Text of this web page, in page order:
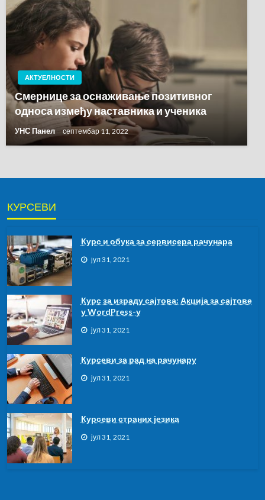
АКТУЕЛНОСТИ
Смернице за оснаживање позитивног
односа између наставника и ученика
УНС Панел септембар 11, 2022
КУРСЕВИ
Курс и обука за сервисера рачунара
јул 31, 2021
Курс за израду сајтова: Акција за сајтове
у WordPress-у
јул 31, 2021
Курсеви за рад на рачунару
јул 31, 2021
Курсeви страних језика
јул 31, 2021